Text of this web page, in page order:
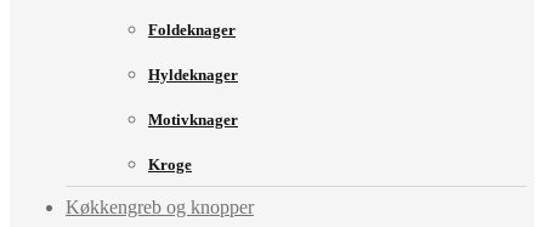
Foldeknager
Hyldeknager
Motivknager
Kroge
Køkkengreb og knopper